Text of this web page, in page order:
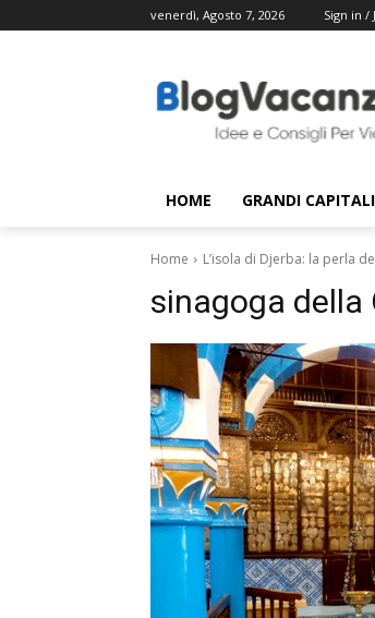
venerdì, Agosto 7, 2026 Sign in /
HOME GRANDI CAPITALI
Home L’isola di Djerba: la perla
sinagoga della